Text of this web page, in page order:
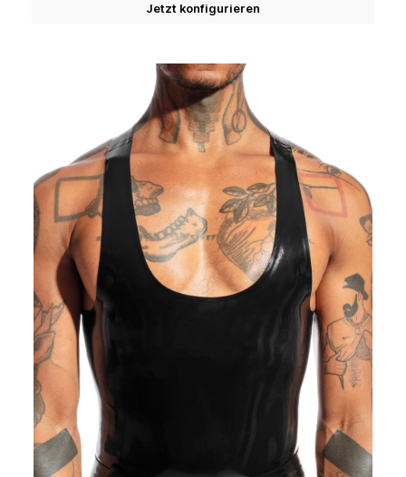
Jetzt konfigurieren